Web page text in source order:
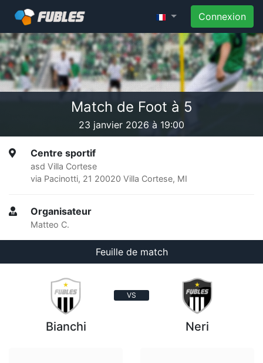
Connexion
Match de Foot à 5
23 janvier 2026 à 19:00
Centre sportif
asd Villa Cortese
via Pacinotti, 21 20020 Villa Cortese, MI
Organisateur
Matteo C.
Feuille de match
VS
Bianchi Neri